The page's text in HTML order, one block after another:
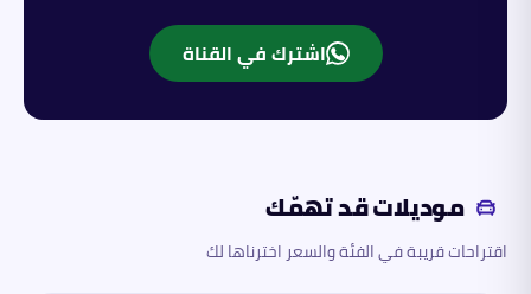
اشترك في القناة
موديلات قد تهمّك
اقتراحات قريبة في الفئة والسعر اخترناها لك